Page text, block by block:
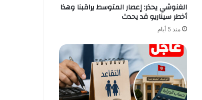
الغنوشي يحذر: إعصار المتوسط يراقبنا وهذا
أخطر سيناريو قد يحدث
منذ 5 أيام